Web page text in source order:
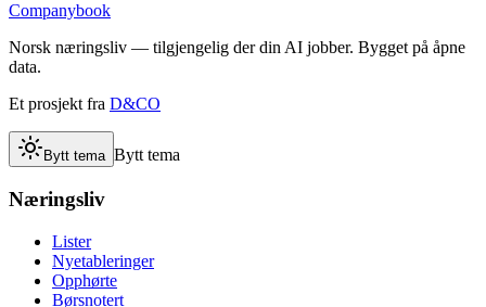
Companybook
Norsk næringsliv — tilgjengelig der din AI jobber. Bygget på åpne
data.
Et prosjekt fra D&CO
Bytt tema Bytt tema
Næringsliv
Lister
Nyetableringer
Opphørte
Børsnotert